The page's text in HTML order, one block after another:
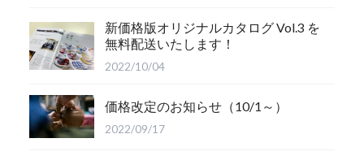
新価格版オリジナルカタログ Vol.3 を
無料配送いたします！
2022/10/04
価格改定のお知らせ（10/1～）
2022/09/17